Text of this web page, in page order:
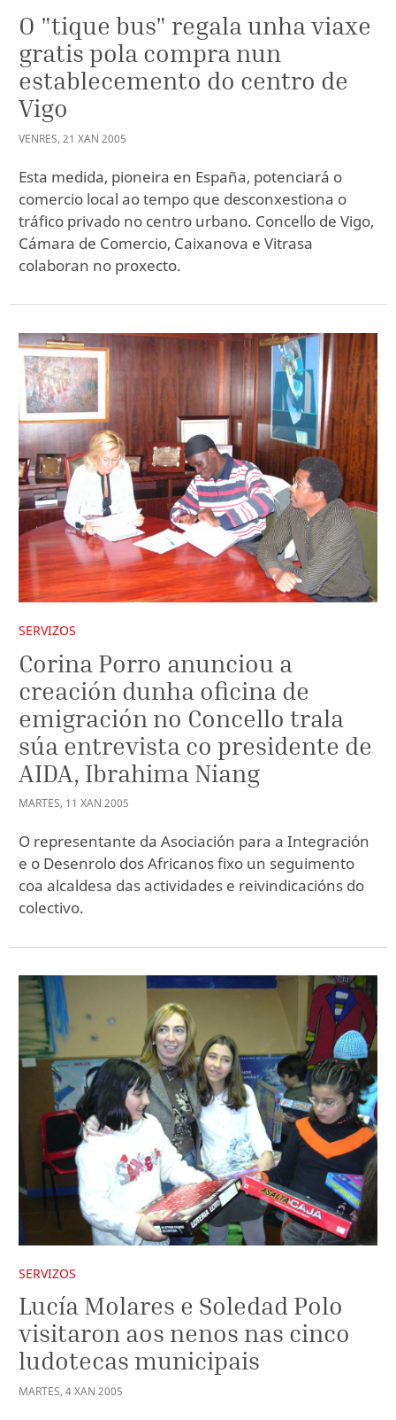
O "tique bus" regala unha viaxe
gratis pola compra nun
establecemento do centro de
Vigo
VENRES, 21 XAN 2005
Esta medida, pioneira en España, potenciará o
comercio local ao tempo que desconxestiona o
tráfico privado no centro urbano. Concello de Vigo,
Cámara de Comercio, Caixanova e Vitrasa
colaboran no proxecto.
SERVIZOS
Corina Porro anunciou a
creación dunha oficina de
emigración no Concello trala
súa entrevista co presidente de
AIDA, Ibrahima Niang
MARTES, 11 XAN 2005
O representante da Asociación para a Integración
e o Desenrolo dos Africanos fixo un seguimento
coa alcaldesa das actividades e reivindicacións do
colectivo.
SERVIZOS
Lucía Molares e Soledad Polo
visitaron aos nenos nas cinco
ludotecas municipais
MARTES, 4XAN 2005